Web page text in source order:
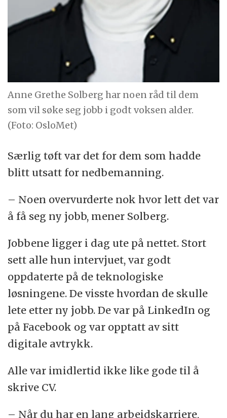
Anne Grethe Solberg har noen råd til dem
som vil søke seg jobb i godt voksen alder.
(Foto: OsloMet)
Særlig tøft var det for dem som hadde
blitt utsatt for nedbemanning.
– Noen overvurderte nok hvor lett det var
å få seg ny jobb, mener Solberg.
Jobbene ligger i dag ute på nettet. Stort
sett alle hun intervjuet, var godt
oppdaterte på de teknologiske
løsningene. De visste hvordan de skulle
lete etter ny jobb. De var på LinkedIn og
på Facebook og var opptatt av sitt
digitale avtrykk.
Alle var imidlertid ikke like gode til å
skrive CV.
– Når du har en lang arbeidskarriere,